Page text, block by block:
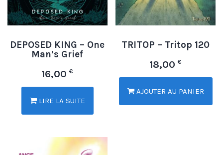
DEPOSED KING – One
Man’s Grief
16,00€
LIRE LA SUITE
TRITOP – Tritop 120
18,00€
AJOUTER AU PANIER